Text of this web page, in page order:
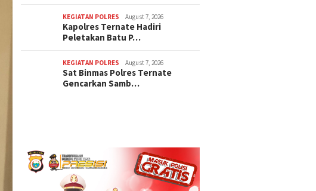
KEGIATAN POLRES August 7, 2026
Kapolres Ternate Hadiri
Peletakan Batu P…
KEGIATAN POLRES August 7, 2026
Sat Binmas Polres Ternate
Gencarkan Samb…